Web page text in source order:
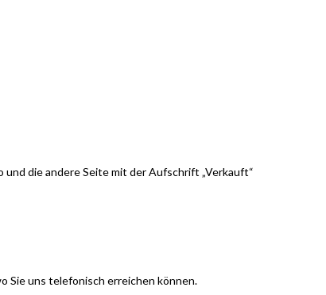
und die andere Seite mit der Aufschrift „Verkauft“
Sie uns telefonisch erreichen können.